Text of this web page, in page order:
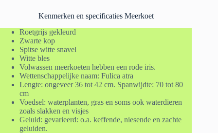
Kenmerken en specificaties Meerkoet
Roetgrijs gekleurd
Zwarte kop
Spitse witte snavel
Witte bles
Volwassen meerkoeten hebben een rode iris.
Wettenschappelijke naam: Fulica atra
Lengte: ongeveer 36 tot 42 cm. Spanwijdte: 70 tot 80
cm
Voedsel: waterplanten, gras en soms ook waterdieren
zoals slakken en visjes
Geluid: gevarieerd: o.a. keffende, niesende en zachte
geluiden.